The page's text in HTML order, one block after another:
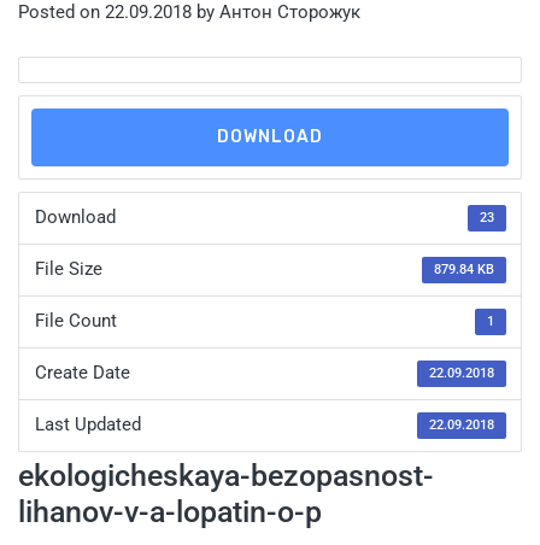
Posted on 22.09.2018 by Антон Сторожук
DOWNLOAD
Download 23
File Size 879.84 KB
File Count 1
Create Date 22.09.2018
Last Updated 22.09.2018
ekologicheskaya-bezopasnost-
lihanov-v-a-lopatin-o-p